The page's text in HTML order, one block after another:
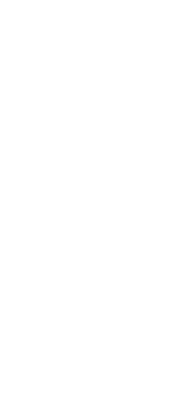
Desconvocada
Renfe y Adif
acuerdo cuatro